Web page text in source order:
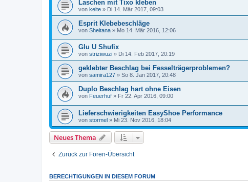
Laschen mit Tixo kleben
von kelte » Di 14. Mär 2017, 09:03
Esprit Klebebeschläge
von Sheitana » Mo 14. Mär 2016, 12:06
Glu U Shufix
von striziwuzi » Di 14. Feb 2017, 20:19
geklebter Beschlag bei Fesselträgerproblemen?
von samira127 » So 8. Jan 2017, 20:48
Duplo Beschlag hart ohne Eisen
von Feuerhuf » Fr 22. Apr 2016, 09:00
Lieferschwierigkeiten EasyShoe Performance
von stormel » Mi 23. Nov 2016, 18:04
Neues Thema
Zurück zur Foren-Übersicht
BERECHTIGUNGEN IN DIESEM FORUM